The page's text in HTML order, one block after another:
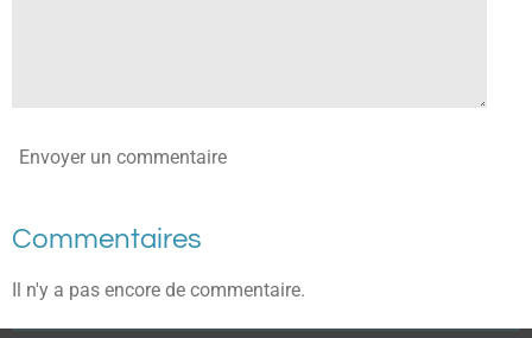
Envoyer un commentaire
Commentaires
Il n'y a pas encore de commentaire.